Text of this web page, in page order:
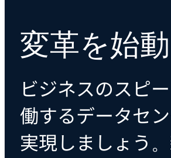
変革を始動
ビジネスのスピ
働するデータセ
実現しましょう